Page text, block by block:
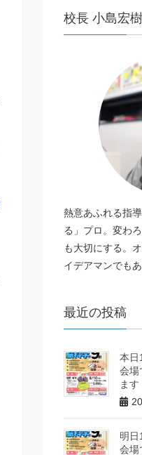
校長 小島宏樹
熱意あふれる指
る」プロ。変わ
も大切にする。
イデアマンでもあ
最近の投稿
本日
会場
ます
明日
会場